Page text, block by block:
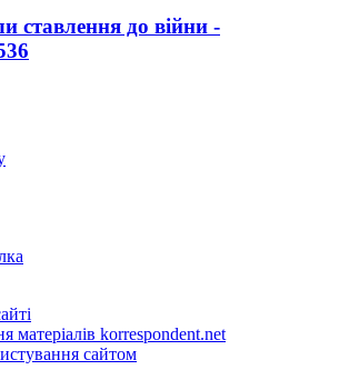
ставлення до війни -
матеріалів korrespondent.net
сайтом